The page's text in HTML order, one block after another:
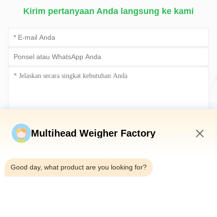
Kirim pertanyaan Anda langsung ke kami
Kirim sekarang
Multihead Weigher Factory
Good day, what product are you looking for?